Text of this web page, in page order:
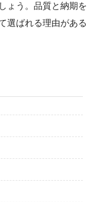
ょう。品質と納期を
選ばれる理由がある